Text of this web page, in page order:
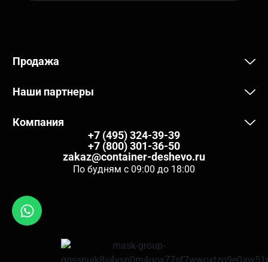
Продажа
Наши партнеры
Компания
+7 (495) 324-39-39
+7 (800) 301-36-50
zakaz@container-deshevo.ru
По будням с 09:00 до 18:00